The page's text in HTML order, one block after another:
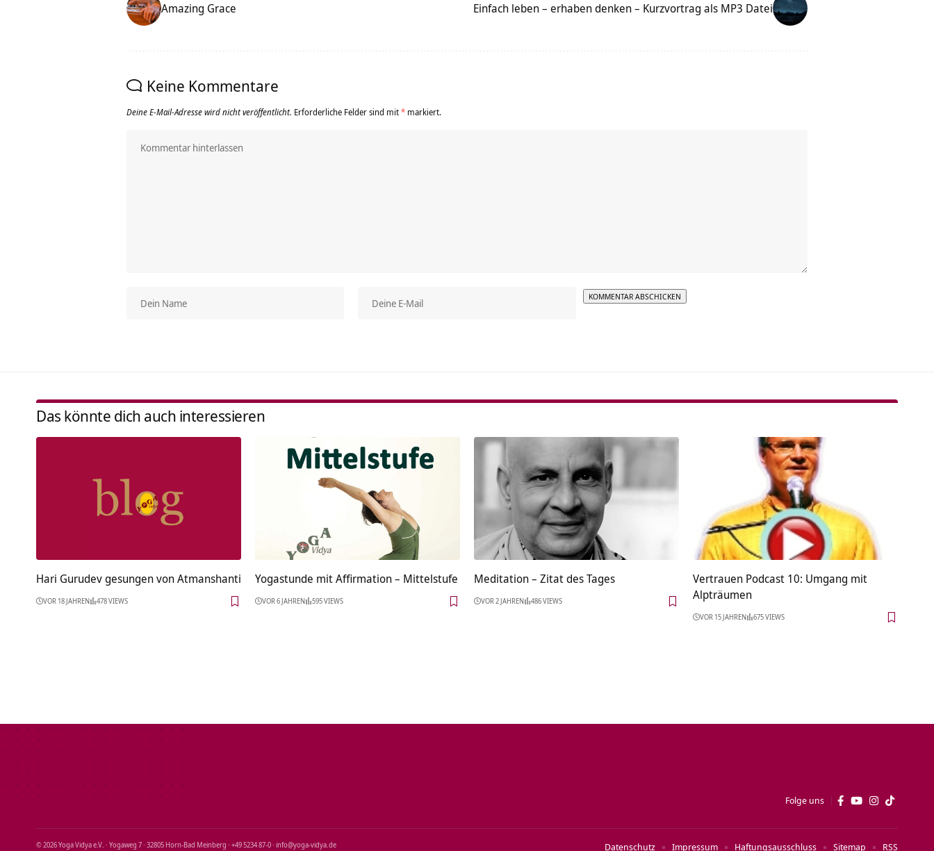
Amazing Grace Einfach leben – erhaben denken – Kurzvortrag als MP3 Datei
Keine Kommentare
Deine E-Mail-Adresse wird nicht veröffentlicht. Erforderliche Felder sind mit* markiert.
Das könnte dich auch interessieren
Hari Gurudev gesungen von Atmanshanti
VOR 18 JAHREN 478 VIEWS
Yogastunde mit Affirmation – Mittelstufe
VOR 6 JAHREN 595 VIEWS
Meditation – Zitat des Tages
VOR 2 JAHREN 486 VIEWS
Vertrauen Podcast 10: Umgang mit
Alpträumen
VOR 15 JAHREN 675 VIEWS
Folge uns
© 2026 Yoga Vidya e.V. · Yogaweg 7 · 32805 Horn‑Bad Meinberg · +49 5234 87‑0 · info@yoga‑vidya.de Datenschutz Impressum Haftungsausschluss Sitemap RSS